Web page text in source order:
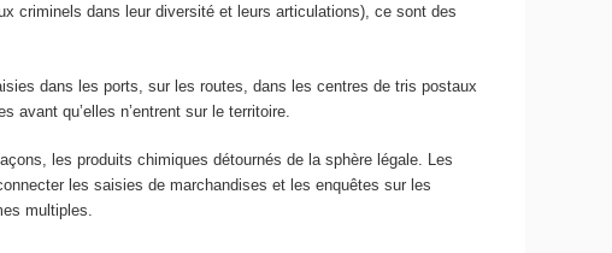
criminels dans leur diversité et leurs articulations), ce sont des
dans les ports, sur les routes, dans les centres de tris postaux
qu’elles n’entrent sur le territoire.
les produits chimiques détournés de la sphère légale. Les
les saisies de marchandises et les enquêtes sur les
multiples.